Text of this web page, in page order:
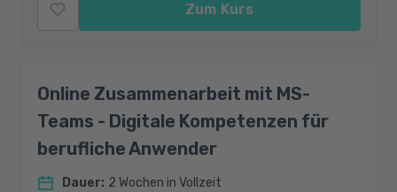
Zum Kurs
Online Zusammenarbeit mit MS-
Teams - Digitale Kompetenzen für
berufliche Anwender
Dauer: 2 Wochen in Vollzeit